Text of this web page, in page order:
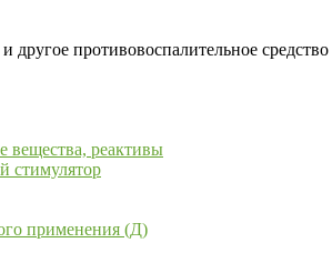
вещества, реактивы
стимулятор
применения (Д)